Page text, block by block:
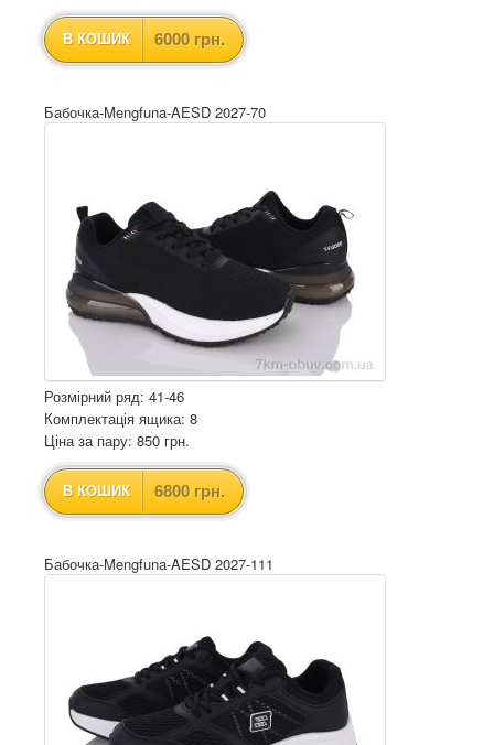
В КОШИК 6000 грн.
Бабочка-Mengfuna-AESD 2027-70
Розмірний ряд: 41-46
Комплектація ящика: 8
Ціна за пару: 850 грн.
В КОШИК 6800 грн.
Бабочка-Mengfuna-AESD 2027-111